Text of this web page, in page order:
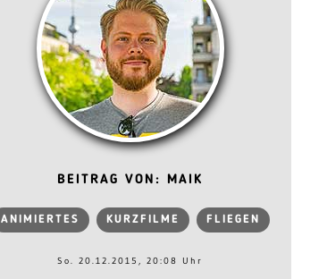
BEITRAG VON: MAIK
ANIMIERTES KURZFILME FLIEGEN
So. 20.12.2015, 20:08 Uhr